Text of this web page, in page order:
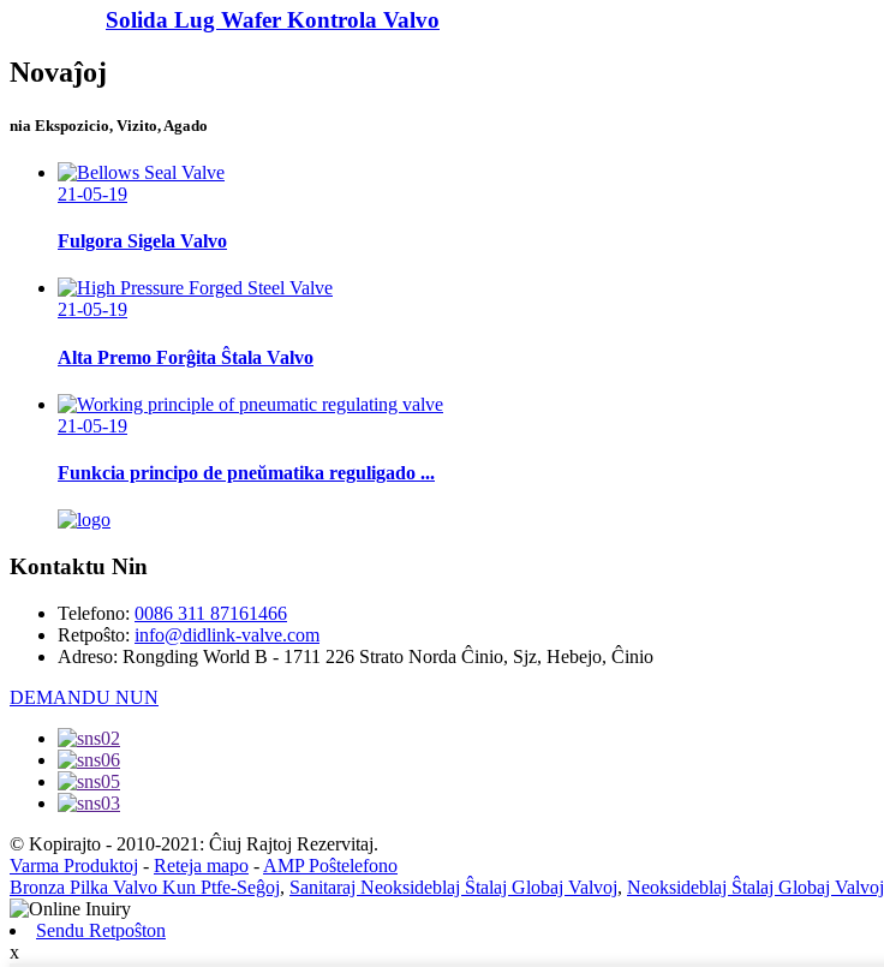
Solida Lug Wafer Kontrola Valvo
Novaĵoj
nia Ekspozicio, Vizito, Agado
21-05-19
Fulgora Sigela Valvo
21-05-19
Alta Premo Forĝita Ŝtala Valvo
21-05-19
Funkcia principo de pneŭmatika reguligado ...
Kontaktu Nin
Telefono: 0086 311 87161466
Retpoŝto: info@didlink-valve.com
Adreso: Rongding World B - 1711 226 Strato Norda Ĉinio, Sjz, Hebejo, Ĉinio
DEMANDU NUN
© Kopirajto - 2010-2021: Ĉiuj Rajtoj Rezervitaj.
Varma Produktoj - Reteja mapo - AMP Poŝtelefono
Bronza Pilka Valvo Kun Ptfe-Seĝoj, Sanitaraj Neoksideblaj Ŝtalaj Globaj Valvoj, Neoksideblaj Ŝtalaj Globaj Valvoj
Sendu Retpoŝton
x